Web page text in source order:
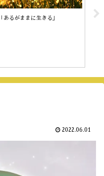
「あるがままに生きる」 陰
2022.06.01